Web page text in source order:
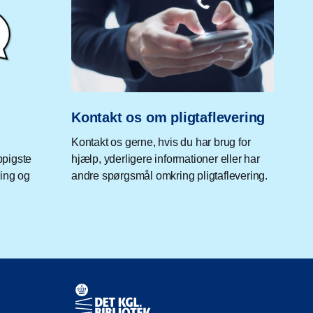
og
Kontakt os om pligtaflevering
Kontakt os gerne, hvis du har brug for
hjælp, yderligere informationer eller har
andre spørgsmål omkring pligtaflevering.
Kontaktinformationer